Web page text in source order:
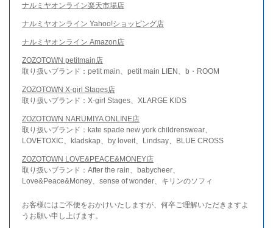
ナルミヤオンライン楽天市場店
ナルミヤオンライン Yahoo!ショッピング店
ナルミヤオンライン Amazon店
ZOZOTOWN petitmain店
取り扱いブランド：petit main、petit main LIEN、b・ROOM
ZOZOTOWN X-girl Stages店
取り扱いブランド：X-girl Stages、XLARGE KIDS
ZOZOTOWN NARUMIYA ONLINE店
取り扱いブランド：kate spade new york childrenswear、
LOVETOXIC、kladskap、by loveit、Lindsay、BLUE CROSS
ZOZOTOWN LOVE&PEACE&MONEY店
取り扱いブランド：After the rain、babycheer、
Love&Peace&Money、sense of wonder、キリンのソフィ
お客様にはご不便をおかけいたしますが、何卒ご理解いただきますよ
うお願い申し上げます。